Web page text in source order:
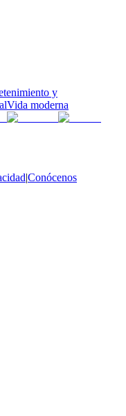
y
Vida moderna
|Conócenos